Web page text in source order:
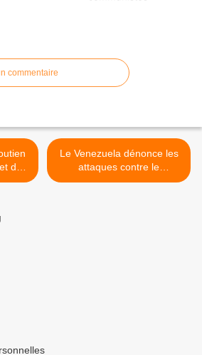
commentaire
des
du
Le Venezuela dénonce les
attaques contre le
personnel diplomatique au